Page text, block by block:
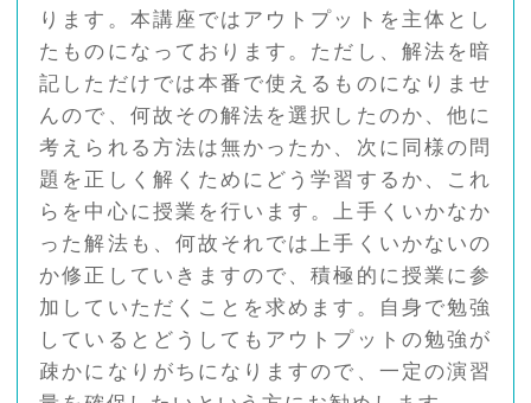
ります。本講座ではアウトプットを主体とし
たものになっております。ただし、解法を暗
記しただけでは本番で使えるものになりませ
んので、何故その解法を選択したのか、他に
考えられる方法は無かったか、次に同様の問
題を正しく解くためにどう学習するか、これ
らを中心に授業を行います。上手くいかなか
った解法も、何故それでは上手くいかないの
か修正していきますので、積極的に授業に参
加していただくことを求めます。自身で勉強
しているとどうしてもアウトプットの勉強が
疎かになりがちになりますので、一定の演習